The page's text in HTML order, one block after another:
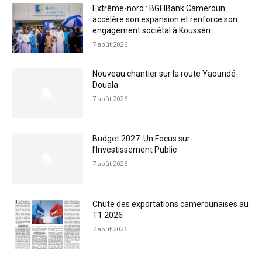
Extrême-nord : BGFIBank Cameroun
accélère son expansion et renforce son
engagement sociétal à Kousséri
7 août 2026
Nouveau chantier sur la route Yaoundé-
Douala
7 août 2026
Budget 2027: Un Focus sur
l’Investissement Public
7 août 2026
Chute des exportations camerounaises au
T1 2026
7 août 2026